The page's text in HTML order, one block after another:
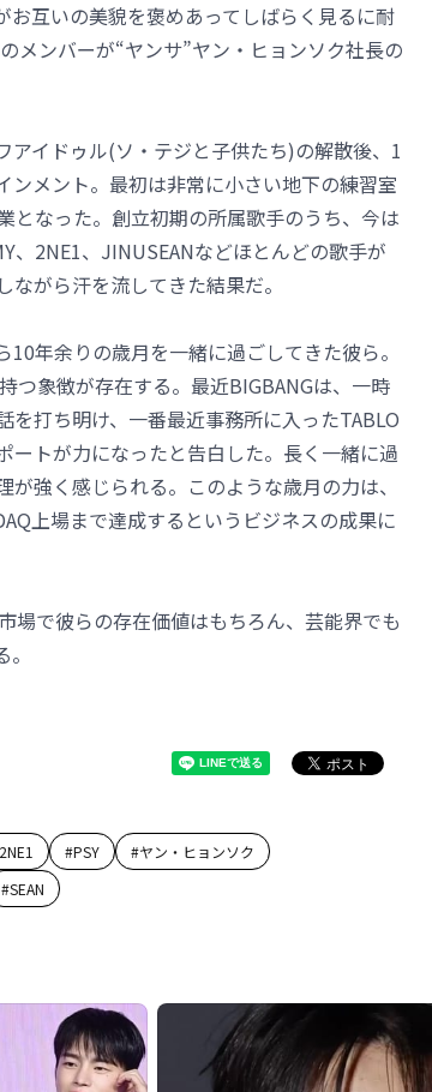
お互いの美貌を褒めあってしばらく見るに耐
メンバーが“ヤンサ”ヤン・ヒョンソク社長の
アイドゥル(ソ・テジと子供たち)の解散後、1
メント。最初は非常に小さい地下の練習室
となった。創立初期の所属歌手のうち、今は
、2NE1、JINUSEANなどほとんどの歌手が
がら汗を流してきた結果だ。
年余りの歳月を一緒に過ごしてきた彼ら。
つ象徴が存在する。最近BIGBANGは、一時
打ち明け、一番最近事務所に入ったTABLO
ートが力になったと告白した。長く一緒に過
強く感じられる。このような歳月の力は、
上場まで達成するというビジネスの成果に
場で彼らの存在価値はもちろん、芸能界でも
2NE1 #PSY #ヤン・ヒョンソク
#SEAN